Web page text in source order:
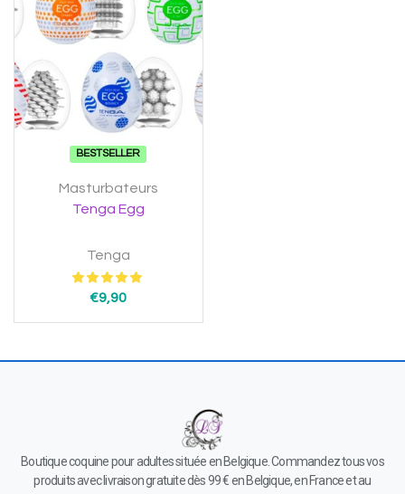
BESTSELLER
Masturbateurs
Tenga Egg
Tenga
€9,90
Boutique coquine pour adultes située en Belgique. Commandez tous vos
produits avec livraison gratuite dès 99 € en Belgique, en France et au